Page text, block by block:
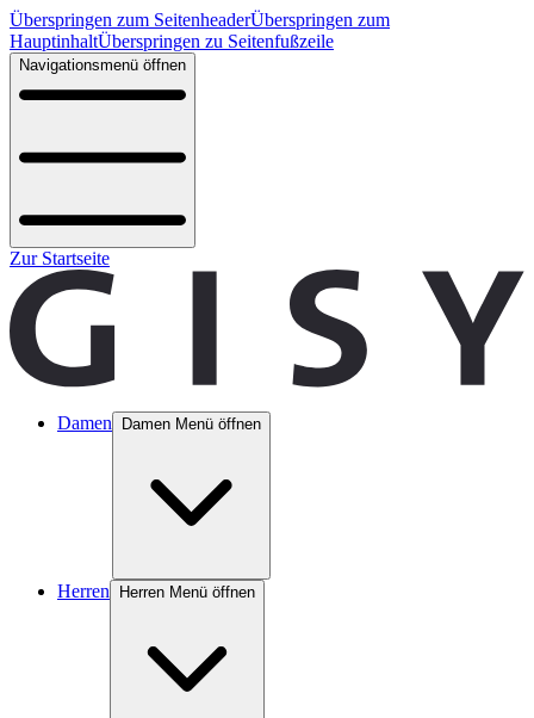
Überspringen zum SeitenheaderÜberspringen zum
HauptinhaltÜberspringen zu Seitenfußzeile
Navigationsmenü öffnen
Zur Startseite
Damen Damen Menü öffnen
Herren Herren Menü öffnen